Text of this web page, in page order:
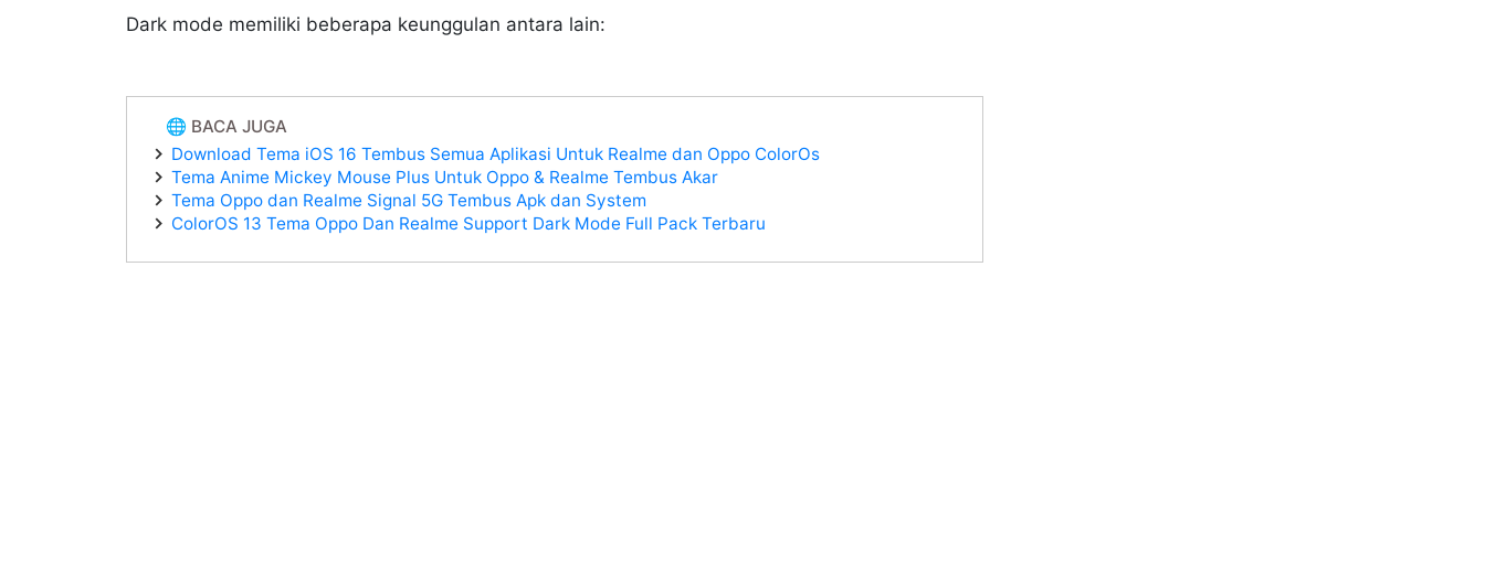
Dark mode memiliki beberapa keunggulan antara lain:
🌐 BACA JUGA
Download Tema iOS 16 Tembus Semua Aplikasi Untuk Realme dan Oppo ColorOs
Tema Anime Mickey Mouse Plus Untuk Oppo & Realme Tembus Akar
Tema Oppo dan Realme Signal 5G Tembus Apk dan System
ColorOS 13 Tema Oppo Dan Realme Support Dark Mode Full Pack Terbaru